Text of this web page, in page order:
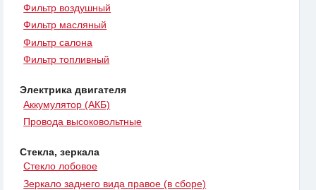
Фильтр воздушный
Фильтр масляный
Фильтр салона
Фильтр топливный
Электрика двигателя
Аккумулятор (АКБ)
Провода высоковольтные
Стекла, зеркала
Стекло лобовое
Зеркало заднего вида правое (в сборе)